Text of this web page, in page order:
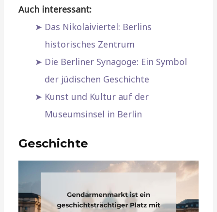
Auch interessant:
Das Nikolaiviertel: Berlins
historisches Zentrum
Die Berliner Synagoge: Ein Symbol
der jüdischen Geschichte
Kunst und Kultur auf der
Museumsinsel in Berlin
Geschichte